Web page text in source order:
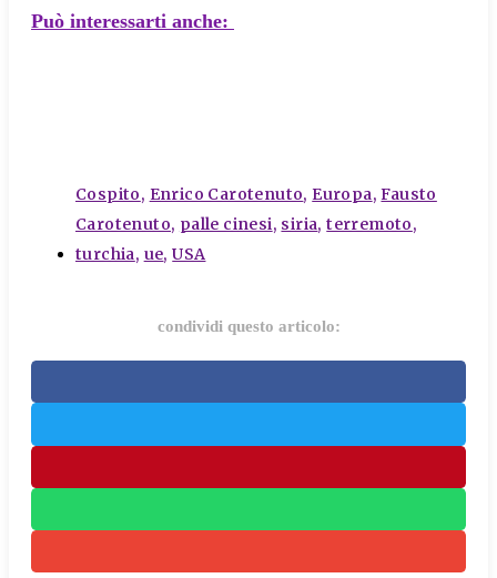
Può interessarti anche:
Cospito, Enrico Carotenuto,Europa,Fausto
Carotenuto, palle cinesi, siria,terremoto,
turchia, ue,USA
condividi questo articolo: